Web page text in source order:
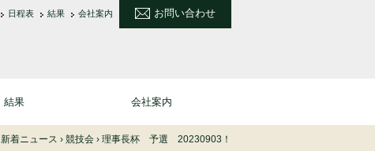
日程表 結果 会社案内
お問い合わせ
結果 会社案内
新着ニュース › 競技会 › 理事長杯 予選 20230903！